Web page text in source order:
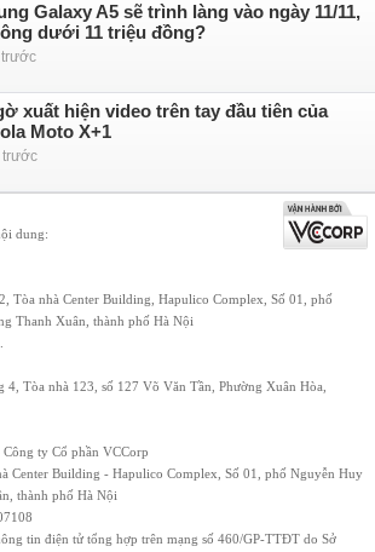
Galaxy A5 sẽ trình làng vào ngày 11/11,
dưới 11 triệu đồng?
trước
xuất hiện video trên tay đầu tiên của
Moto X+1
trước
dung:
Tòa nhà Center Building, Hapulico Complex, Số 01, phố
Thanh Xuân, thành phố Hà Nội
4, Tòa nhà 123, số 127 Võ Văn Tần, Phường Xuân Hòa,
ty Cổ phần VCCorp
Center Building - Hapulico Complex, Số 01, phố Nguyễn Huy
thành phố Hà Nội
tin điện tử tổng hợp trên mạng số 460/GP-TTĐT do Sở